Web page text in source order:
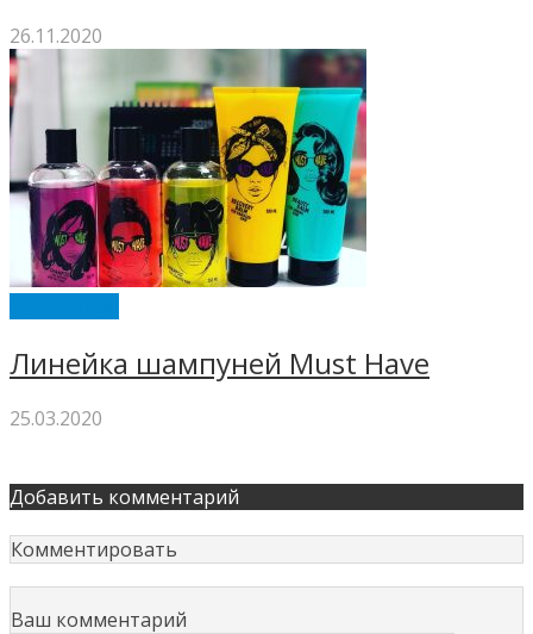
26.11.2020
Линейка шампуней Must Have
25.03.2020
Добавить комментарий
Комментировать
Ваш комментарий